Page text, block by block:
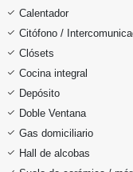
Calentador
Citófono /
Clósets
Cocina integral
Depósito
Doble Ventana
Gas domiciliario
Hall de alcobas